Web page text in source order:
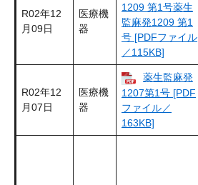
R02年12
月09日
医療機
器
1209 第1号薬生
監麻発1209 第1
号 [PDFファイル
／115KB]
R02年12
月07日
医療機
器
薬生監麻発
1207第1号 [PDF
ファイル／
163KB]